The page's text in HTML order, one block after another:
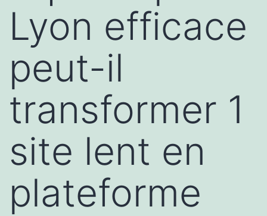
Lyon efficace
peut-il
transformer 1
site lent en
plateforme